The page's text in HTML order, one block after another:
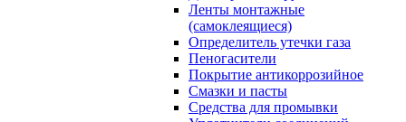
Ленты монтажные
(самоклеящиеся)
Определитель утечки газа
Пеногасители
Покрытие антикоррозийное
Смазки и пасты
Средства для промывки